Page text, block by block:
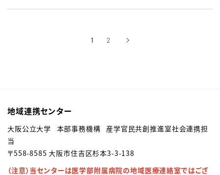
1 2 ›次へ
地域連携センター
大阪公立大学 本部事務機構 産学官民共創推進室社会連携担
当
〒558-8585 大阪市住吉区杉本3-3-138
（注意）当センターは医学部附属病院の地域医療連絡室ではござ